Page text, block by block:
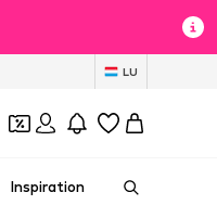
LU
Inspiration